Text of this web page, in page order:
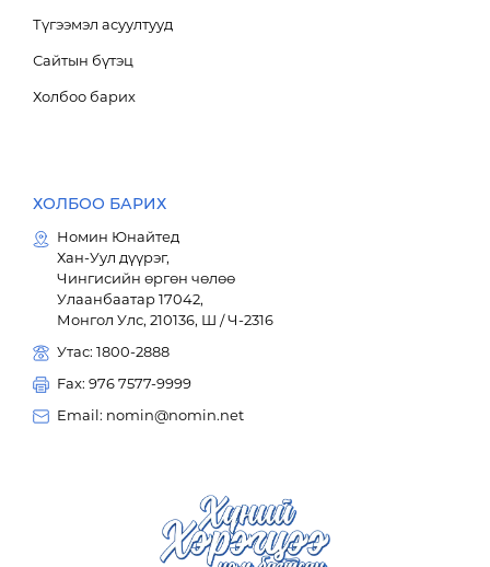
Түгээмэл асуултууд
Сайтын бүтэц
Холбоо барих
ХОЛБОО БАРИХ
Номин Юнайтед
Хан-Уул дүүрэг,
Чингисийн өргөн чөлөө
Улаанбаатар 17042,
Монгол Улс, 210136, Ш / Ч-2316
Утас: 1800-2888
Fax: 976 7577-9999
Email: nomin@nomin.net